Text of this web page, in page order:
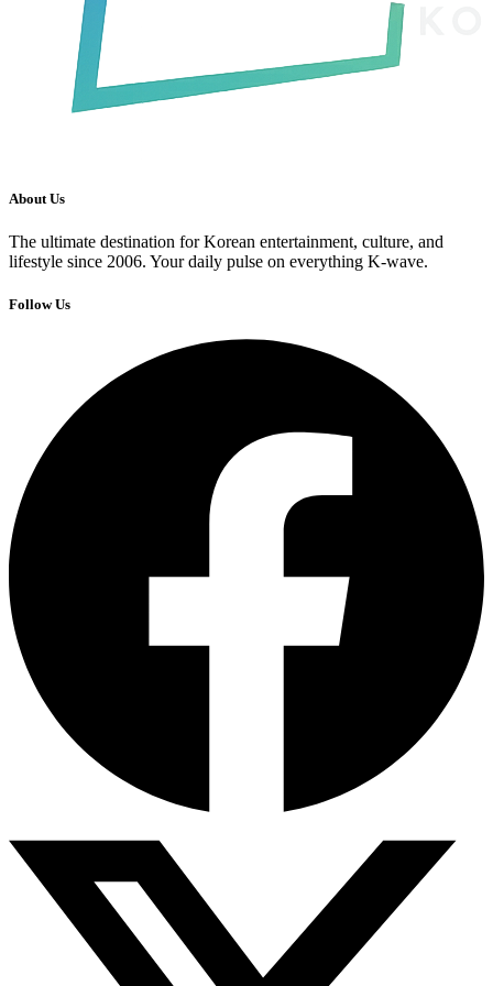
About Us
The ultimate destination for Korean entertainment, culture, and
lifestyle since 2006. Your daily pulse on everything K-wave.
Follow Us